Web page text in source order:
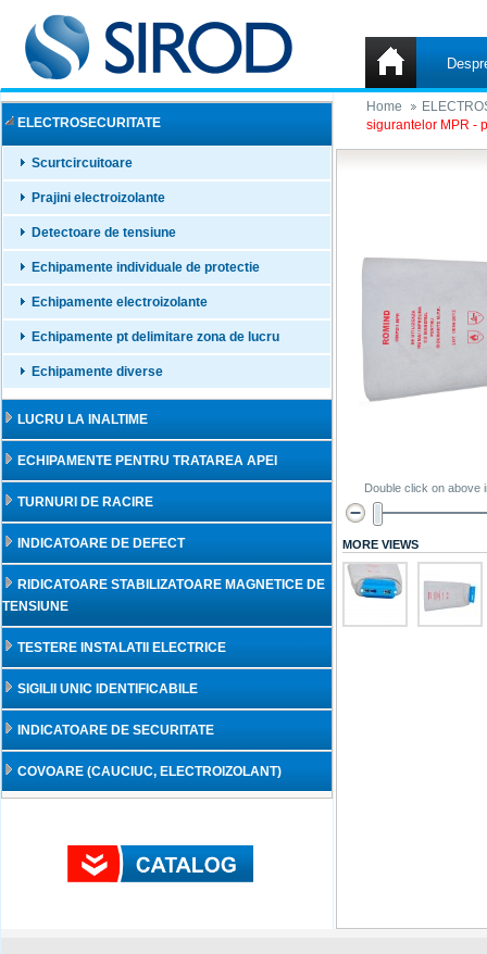
ELECTROSECURITATE
Scurtcircuitoare
Prajini electroizolante
Detectoare de tensiune
Echipamente individuale de protectie
Echipamente electroizolante
Echipamente pt delimitare zona de lucru
Echipamente diverse
LUCRU LA INALTIME
ECHIPAMENTE PENTRU TRATAREA APEI
TURNURI DE RACIRE
INDICATOARE DE DEFECT
RIDICATOARE STABILIZATOARE MAGNETICE DE
TENSIUNE
TESTERE INSTALATII ELECTRICE
SIGILII UNIC IDENTIFICABILE
INDICATOARE DE SECURITATE
COVOARE (CAUCIUC, ELECTROIZOLANT)
Home
sigurantelor MPR -
Double click on above
MORE VIEWS